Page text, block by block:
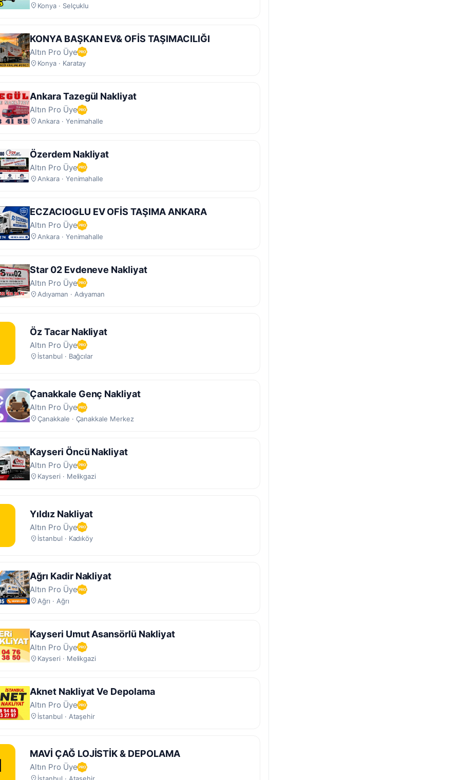
Konya · Selçuklu
KONYA BAŞKAN EV& OFİS TAŞIMACILIĞI
Altın Pro Üye
Konya · Karatay
Ankara Tazegül Nakliyat
Altın Pro Üye
Ankara · Yenimahalle
Özerdem Nakliyat
Altın Pro Üye
Ankara · Yenimahalle
ECZACIOGLU EV OFİS TAŞIMA ANKARA
Altın Pro Üye
Ankara · Yenimahalle
Star 02 Evdeneve Nakliyat
Altın Pro Üye
Adıyaman · Adıyaman
Öz Tacar Nakliyat
Altın Pro Üye
İstanbul · Bağcılar
Çanakkale Genç Nakliyat
Altın Pro Üye
Çanakkale · Çanakkale Merkez
Kayseri Öncü Nakliyat
Altın Pro Üye
Kayseri · Melikgazi
Yıldız Nakliyat
Altın Pro Üye
İstanbul · Kadıköy
Ağrı Kadir Nakliyat
Altın Pro Üye
Ağrı · Ağrı
Kayseri Umut Asansörlü Nakliyat
Altın Pro Üye
Kayseri · Melikgazi
Aknet Nakliyat Ve Depolama
Altın Pro Üye
İstanbul · Ataşehir
MAVİ ÇAĞ LOJİSTİK & DEPOLAMA
Altın Pro Üye
İstanbul · Ataşehir